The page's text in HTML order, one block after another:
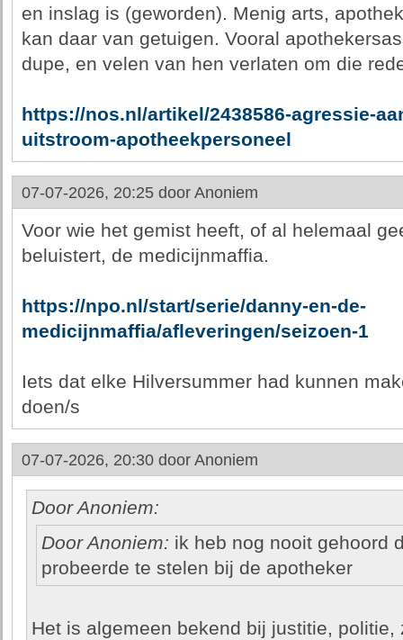
en inslag is (geworden). Menig arts,
kan daar van getuigen. Vooral
dupe, en velen van hen verlaten om die
https://nos.nl/artikel/2438586-agressie-
uitstroom-apotheekpersoneel
07-07-2026, 20:25 door Anoniem
Voor wie het gemist heeft, of al helemaal
beluistert, de medicijnmaffia.
https://npo.nl/start/serie/danny-en-de-
medicijnmaffia/afleveringen/seizoen-1
Iets dat elke Hilversummer had kunnen
doen/s
07-07-2026, 20:30 door Anoniem
Door Anoniem:
Door Anoniem: ik heb nog nooit gehoord
probeerde te stelen bij de apotheker
Het is algemeen bekend bij justitie,